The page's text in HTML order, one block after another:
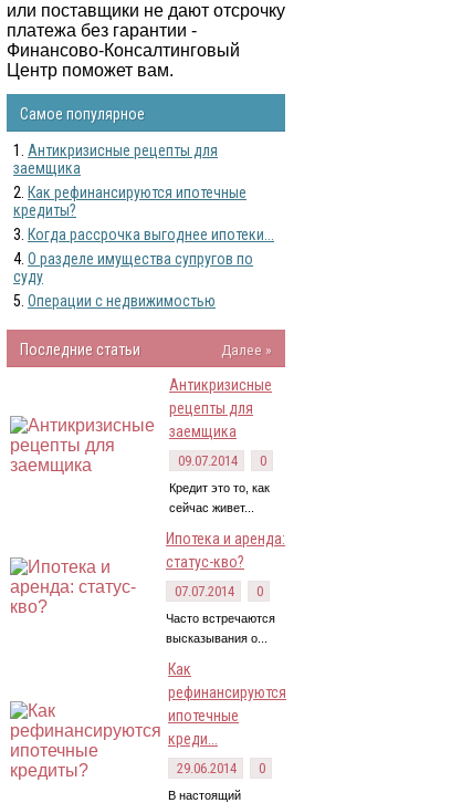
или поставщики не дают отсрочку
платежа без гарантии -
Финансово-Консалтинговый
Центр поможет вам.
Самое популярное
Антикризисные рецепты для
заемщика
Как рефинансируются ипотечные
кредиты?
Когда рассрочка выгоднее ипотеки...
О разделе имущества супругов по
суду
Операции с недвижимостью
Последние статьи
Далее »
Антикризисные
рецепты для
заемщика
09.07.2014 0
Кредит это то, как
сейчас живет...
Ипотека и аренда:
статус-кво?
07.07.2014 0
Часто встречаются
высказывания о...
Как
рефинансируются
ипотечные
креди...
29.06.2014 0
В настоящий